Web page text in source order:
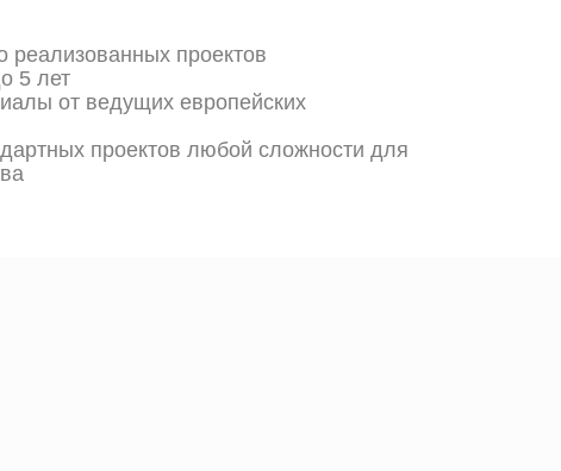
реализованных проектов
5 лет
от ведущих европейских
проектов любой сложности для